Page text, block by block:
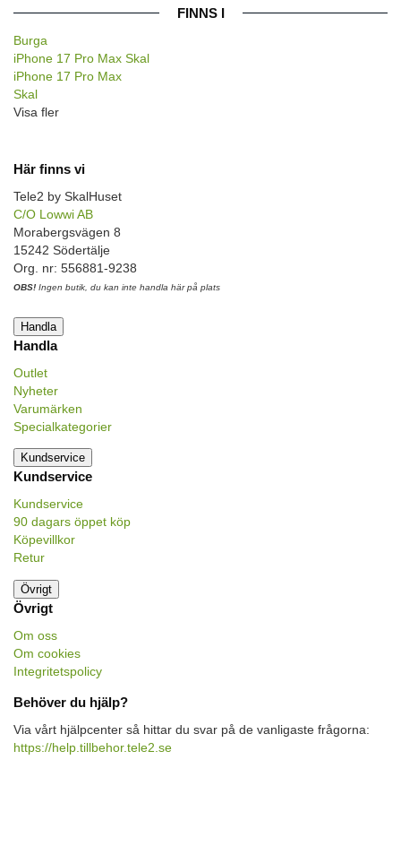
FINNS I
Burga
iPhone 17 Pro Max Skal
iPhone 17 Pro Max
Skal
Visa fler
Här finns vi
Tele2 by SkalHuset
C/O Lowwi AB
Morabergsvägen 8
15242 Södertälje
Org. nr: 556881-9238
OBS! Ingen butik, du kan inte handla här på plats
Handla
Handla
Outlet
Nyheter
Varumärken
Specialkategorier
Kundservice
Kundservice
Kundservice
90 dagars öppet köp
Köpevillkor
Retur
Övrigt
Övrigt
Om oss
Om cookies
Integritetspolicy
Behöver du hjälp?
Via vårt hjälpcenter så hittar du svar på de vanligaste frågorna:
https://help.tillbehor.tele2.se